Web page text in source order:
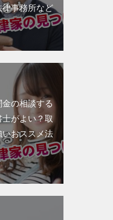
律事務所など
の相談する
がよい？取
いおススメ法